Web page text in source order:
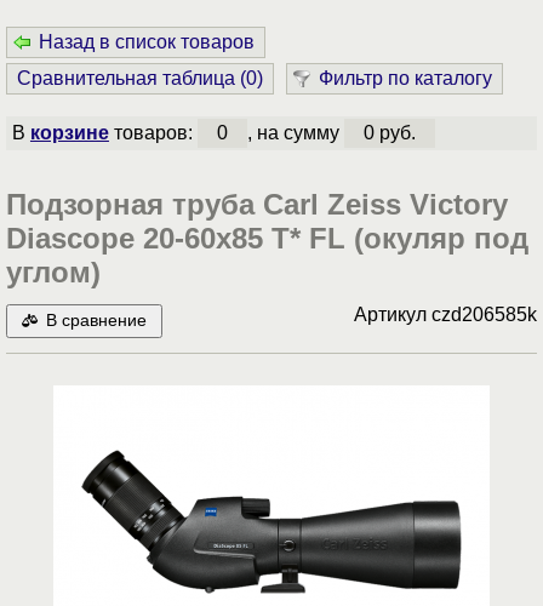
Назад в список товаров
Сравнительная таблица (0) Фильтр по каталогу
В корзинетоваров: 0 , на сумму 0 руб.
Подзорная труба Carl Zeiss Victory
Diascope 20-60x85 T* FL (окуляр под
углом)
В сравнение Артикул czd206585k